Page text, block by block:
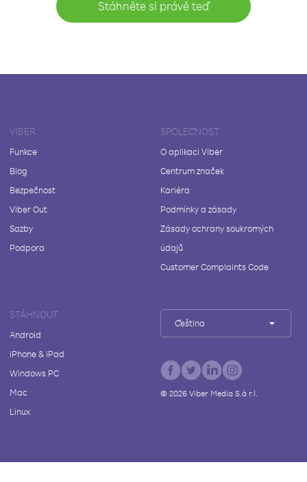
Stáhněte si právě teď
VIBER
Funkce
Blog
Bezpečnost
Viber Out
Sazby
Podpora
SPOLEČNOST
O aplikaci Viber
Centrum značek
Kariéra
Podmínky a zásady
Zásady ochrany soukromých
údajů
Customer Complaints Code
STÁHNOUT
Android
iPhone & iPad
Windows PC
Mac
Linux
Čeština
© 2026Viber Media S.à r.l.